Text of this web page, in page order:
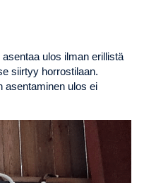
ulos ilman erillistä
siirtyy horrostilaan.
asentaminen ulos ei